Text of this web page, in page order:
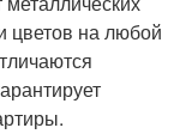
цветов на любой